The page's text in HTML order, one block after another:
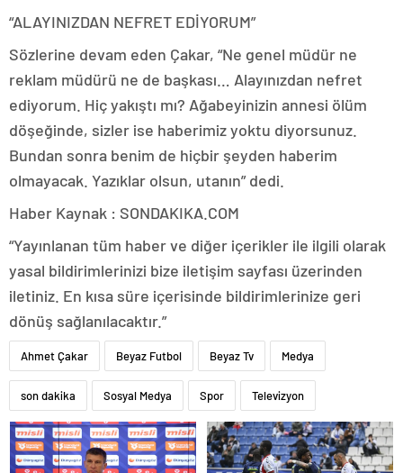
“ALAYINIZDAN NEFRET EDİYORUM”
Sözlerine devam eden Çakar, “Ne genel müdür ne
reklam müdürü ne de başkası… Alayınızdan nefret
ediyorum. Hiç yakıştı mı? Ağabeyinizin annesi ölüm
döşeğinde, sizler ise haberimiz yoktu diyorsunuz.
Bundan sonra benim de hiçbir şeyden haberim
olmayacak. Yazıklar olsun, utanın” dedi.
Haber Kaynak : SONDAKIKA.COM
“Yayınlanan tüm haber ve diğer içerikler ile ilgili olarak
yasal bildirimlerinizi bize iletişim sayfası üzerinden
iletiniz. En kısa süre içerisinde bildirimlerinize geri
dönüş sağlanılacaktır.”
Ahmet Çakar Beyaz Futbol Beyaz Tv Medya
son dakika Sosyal Medya Spor Televizyon